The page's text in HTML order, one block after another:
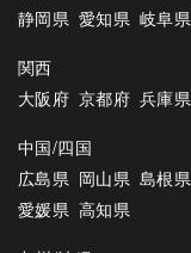
静岡県 愛知県 岐阜県
関西
大阪府 京都府 兵庫県
中国/四国
広島県 岡山県 島根県
愛媛県 高知県